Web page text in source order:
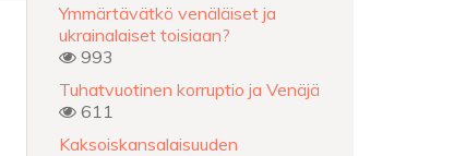
Ymmärtävätkö venäläiset ja
ukrainalaiset toisiaan?
993
Tuhatvuotinen korruptio ja Venäjä
611
Kaksoiskansalaisuuden